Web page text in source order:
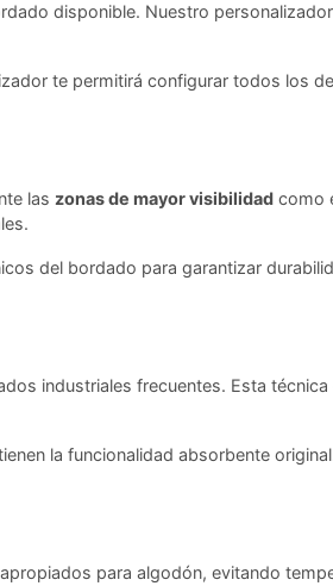
disponible. Nuestro
te permitirá configurar todos los
las zonas de mayor visibilidad como
del bordado para garantizar
industriales frecuentes. Esta
la funcionalidad absorbente
para algodón, evitando